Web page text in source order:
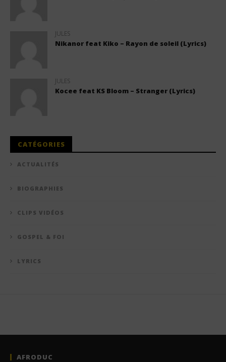
JULES
Nikanor feat Kiko – Rayon de soleil (Lyrics)
JULES
Kocee feat KS Bloom – Stranger (Lyrics)
CATÉGORIES
ACTUALITÉS
BIOGRAPHIES
CLIPS VIDÉOS
GOSPEL & FOI
LYRICS
AFRODUC